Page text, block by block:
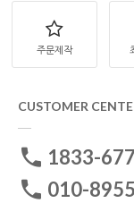
주문제작
CUSTOMER
1833-
010-